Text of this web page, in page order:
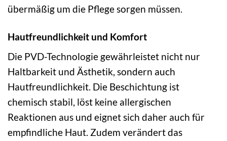
übermäßig um die Pflege sorgen müssen.
Hautfreundlichkeit und Komfort
Die PVD-Technologie gewährleistet nicht nur
Haltbarkeit und Ästhetik, sondern auch
Hautfreundlichkeit. Die Beschichtung ist
chemisch stabil, löst keine allergischen
Reaktionen aus und eignet sich daher auch für
empfindliche Haut. Zudem verändert das